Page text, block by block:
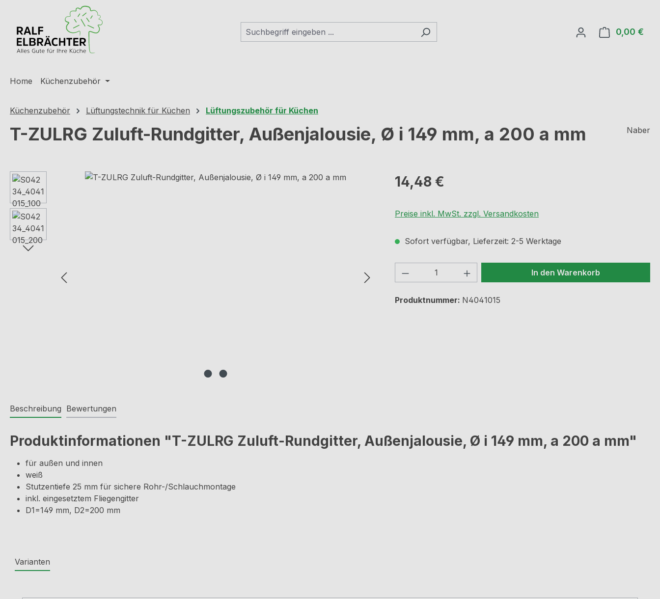
Hauptinhalt springen
Zur Suche springen
Zur Hauptnavigation springen
0,00 €
Home Küchenzubehör
Küchenzubehör Lüftungstechnik für Küchen Lüftungszubehör für Küchen
T-ZULRG Zuluft-Rundgitter, Außenjalousie, Ø i 149 mm, a 200 a mm Naber
Bildergalerie überspringen Regulärer Preis:
14,48 €
Preise inkl. MwSt. zzgl. Versandkosten
Sofort verfügbar, Lieferzeit: 2-5 Werktage
Produkt Anzahl: Gib den gewünschten Wert
In den Warenkorb
Produktnummer: N4041015
Beschreibung Bewertungen
Produktinformationen "T-ZULRG Zuluft-Rundgitter, Außenjalousie, Ø i 149 mm, a 200 a mm"
für außen und innen
weiß
Stutzentiefe 25 mm für sichere Rohr-/Schlauchmontage
inkl. eingesetztem Fliegengitter
D1=149 mm, D2=200 mm
Varianten